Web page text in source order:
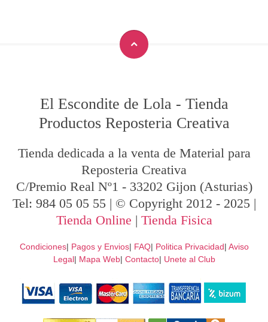
El Escondite de Lola - Tienda
Productos Reposteria Creativa
Tienda dedicada a la venta de Material para
Reposteria Creativa
C/Premio Real Nº1 - 33202 Gijon (Asturias)
Tel: 984 05 05 55 | © Copyright 2012 - 2025 |
Tienda Online | Tienda Fisica
Condiciones| Pagos y Envios| FAQ| Politica Privacidad| Aviso
Legal| Mapa Web| Contacto| Unete al Club